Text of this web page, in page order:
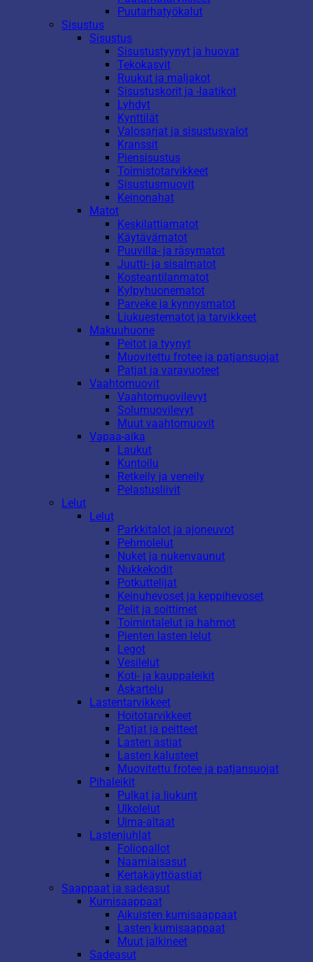
Puutarhatyökalut
Sisustus
Sisustus
Sisustustyynyt ja huovat
Tekokasvit
Ruukut ja maljakot
Sisustuskorit ja -laatikot
Lyhdyt
Kynttilät
Valosarjat ja sisustusvalot
Kranssit
Piensisustus
Toimistotarvikkeet
Sisustusmuovit
Keinonahat
Matot
Keskilattiamatot
Käytävämatot
Puuvilla- ja räsymatot
Juutti- ja sisalmatot
Kosteantilanmatot
Kylpyhuonematot
Parveke ja kynnysmatot
Liukuestematot ja tarvikkeet
Makuuhuone
Peitot ja tyynyt
Muovitettu frotee ja patjansuojat
Patjat ja varavuoteet
Vaahtomuovit
Vaahtomuovilevyt
Solumuovilevyt
Muut vaahtomuovit
Vapaa-aika
Laukut
Kuntoilu
Retkeily ja veneily
Pelastusliivit
Lelut
Lelut
Parkkitalot ja ajoneuvot
Pehmolelut
Nuket ja nukenvaunut
Nukkekodit
Potkuttelijat
Keinuhevoset ja keppihevoset
Pelit ja soittimet
Toimintalelut ja hahmot
Pienten lasten lelut
Legot
Vesilelut
Koti- ja kauppaleikit
Askartelu
Lastentarvikkeet
Hoitotarvikkeet
Patjat ja peitteet
Lasten astiat
Lasten kalusteet
Muovitettu frotee ja patjansuojat
Pihaleikit
Pulkat ja liukurit
Ulkolelut
Uima-altaat
Lastenjuhlat
Foliopallot
Naamiaisasut
Kertakäyttöastiat
Saappaat ja sadeasut
Kumisaappaat
Aikuisten kumisaappaat
Lasten kumisaappaat
Muut jalkineet
Sadeasut